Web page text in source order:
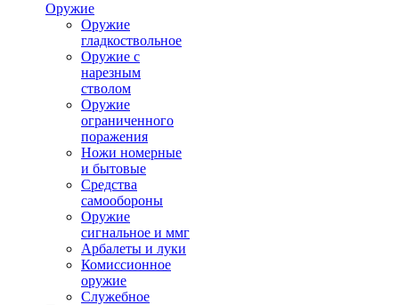
Оружие
Оружие
гладкоствольное
Оружие с
нарезным
стволом
Оружие
ограниченного
поражения
Ножи номерные
и бытовые
Средства
самообороны
Оружие
сигнальное и ммг
Арбалеты и луки
Комиссионное
оружие
Служебное